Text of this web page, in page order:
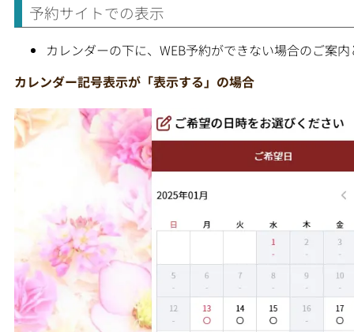
予約サイトでの表示
カレンダーの下に、WEB予約ができない場合のご案
カレンダー記号表示が「表示する」の場合